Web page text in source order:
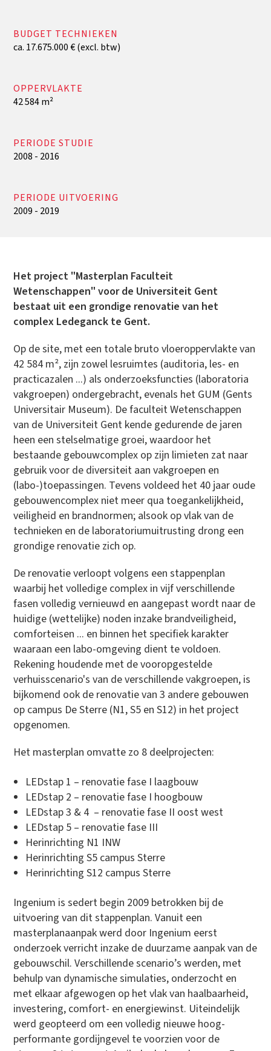
BUDGET TECHNIEKEN
ca. 17.675.000 € (excl. btw)
OPPERVLAKTE
42 584 m²
PERIODE STUDIE
2008 - 2016
PERIODE UITVOERING
2009 - 2019
Het project "Masterplan Faculteit
Wetenschappen" voor de Universiteit Gent
bestaat uit een grondige renovatie van het
complex Ledeganck te Gent.
Op de site, met een totale bruto vloeroppervlakte van
42 584 m², zijn zowel lesruimtes (auditoria, les- en
practicazalen ...) als onderzoeksfuncties (laboratoria
vakgroepen) ondergebracht, evenals het GUM (Gents
Universitair Museum). De faculteit Wetenschappen
van de Universiteit Gent kende gedurende de jaren
heen een stelselmatige groei, waardoor het
bestaande gebouwcomplex op zijn limieten zat naar
gebruik voor de diversiteit aan vakgroepen en
(labo-)toepassingen. Tevens voldeed het 40 jaar oude
gebouwencomplex niet meer qua toegankelijkheid,
veiligheid en brandnormen; alsook op vlak van de
technieken en de laboratoriumuitrusting drong een
grondige renovatie zich op.
De renovatie verloopt volgens een stappenplan
waarbij het volledige complex in vijf verschillende
fasen volledig vernieuwd en aangepast wordt naar de
huidige (wettelijke) noden inzake brandveiligheid,
comforteisen ... en binnen het specifiek karakter
waaraan een labo-omgeving dient te voldoen.
Rekening houdende met de vooropgestelde
verhuisscenario's van de verschillende vakgroepen, is
bijkomend ook de renovatie van 3 andere gebouwen
op campus De Sterre (N1, S5 en S12) in het project
opgenomen.
Het masterplan omvatte zo 8 deelprojecten:
LEDstap 1 – renovatie fase I laagbouw
LEDstap 2 – renovatie fase I hoogbouw
LEDstap 3 & 4 – renovatie fase II oost west
LEDstap 5 – renovatie fase III
Herinrichting N1 INW
Herinrichting S5 campus Sterre
Herinrichting S12 campus Sterre
Ingenium is sedert begin 2009 betrokken bij de
uitvoering van dit stappenplan. Vanuit een
masterplanaanpak werd door Ingenium eerst
onderzoek verricht inzake de duurzame aanpak van de
gebouwschil. Verschillende scenario’s werden, met
behulp van dynamische simulaties, onderzocht en
met elkaar afgewogen op het vlak van haalbaarheid,
investering, comfort- en energiewinst. Uiteindelijk
werd geopteerd om een volledig nieuwe hoog-
performante gordijngevel te voorzien voor de